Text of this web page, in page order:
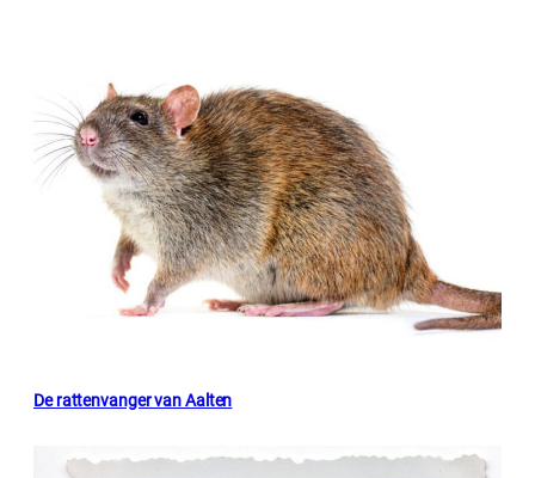
De rattenvanger van Aalten